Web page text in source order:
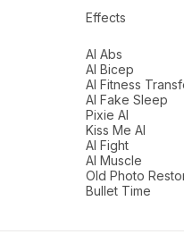
Effects
AI Abs
AI Bicep
AI Fitness
AI Fake Sleep
Pixie AI
Kiss Me AI
AI Fight
AI Muscle
Old Photo
Bullet Time